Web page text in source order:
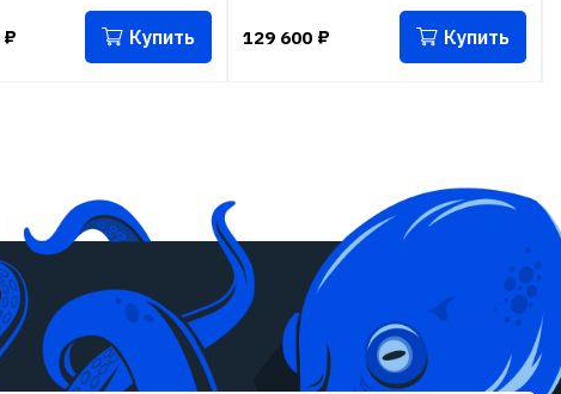
₽ Купить 129 600 ₽ Купить